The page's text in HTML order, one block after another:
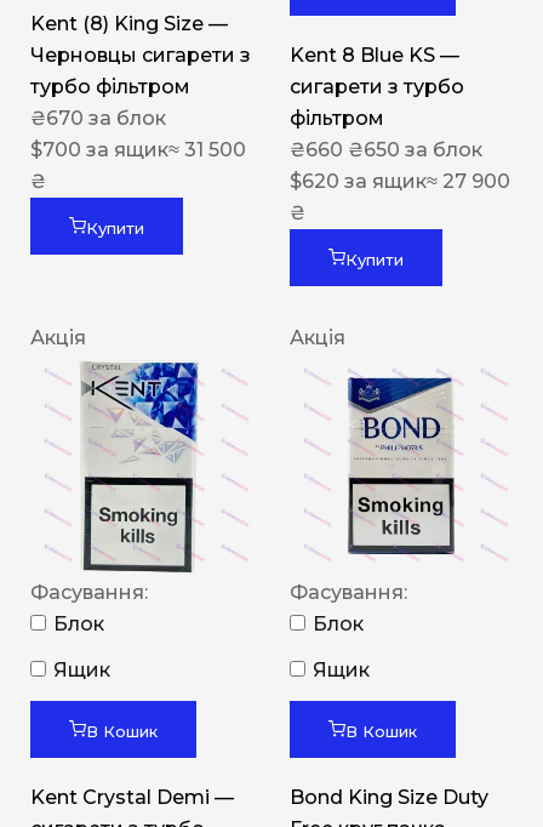
Kent (8) King Size —
Черновцы сигарети з
турбо фільтром
₴670 за блок
$700 за ящик≈ 31 500
₴
Купити
Kent 8 Blue KS —
сигарети з турбо
фільтром
₴660 ₴650 за блок
$620 за ящик≈ 27 900
₴
Купити
Акція
Фасування:
Блок
Ящик
В Кошик
Kent Crystal Demi —
Акція
Фасування:
Блок
Ящик
В Кошик
Bond King Size Duty